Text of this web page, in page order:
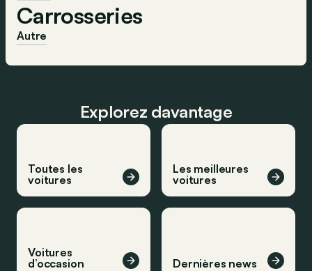
Carrosseries
Autre
Explorez davantage
Toutes les
voitures
Les meilleures
voitures
Voitures
d’occasion
Dernières news